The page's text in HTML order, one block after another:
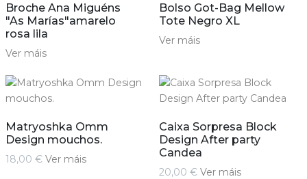
Broche Ana Miguéns
"As Marías"amarelo
rosa lila
Ver máis
Bolso Got-Bag Mellow
Tote Negro XL
Ver máis
Matryoshka Omm
Design mouchos.
18,00 € Ver máis
Caixa Sorpresa Block
Design After party
Candea
20,00 € Ver máis